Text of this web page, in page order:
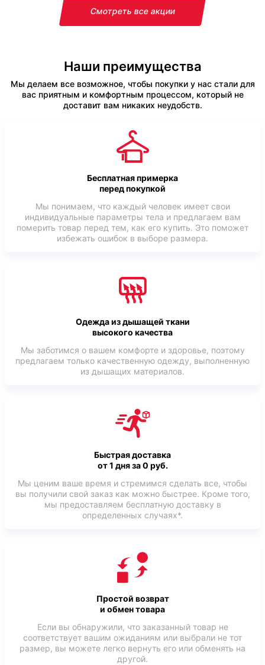
Смотреть все акции
Наши преимущества
Мы делаем все возможное, чтобы покупки у нас стали для
вас приятным и комфортным процессом, который не
доставит вам никаких неудобств.
Бесплатная примерка
перед покупкой
Мы понимаем, что каждый человек имеет свои
индивидуальные параметры тела и предлагаем вам
померить товар перед тем, как его купить. Это поможет
избежать ошибок в выборе размера.
Одежда из дышащей ткани
высокого качества
Мы заботимся о вашем комфорте и здоровье, поэтому
предлагаем только качественную одежду, выполненную
из дышащих материалов.
Быстрая доставка
от 1 дня за 0 руб.
Мы ценим ваше время и стремимся сделать все, чтобы
вы получили свой заказ как можно быстрее. Кроме того,
мы предоставляем бесплатную доставку в
определенных случаях*.
Простой возврат
и обмен товара
Если вы обнаружили, что заказанный товар не
соответствует вашим ожиданиям или выбрали не тот
размер, вы можете легко вернуть его или обменять на
другой.